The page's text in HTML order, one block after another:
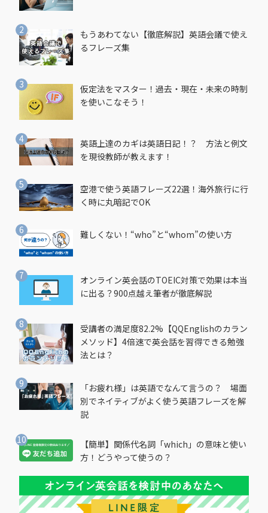
もうあわてない【徹底解説】英語会議で使え
るフレーズ集
仮定法をマスター！過去・現在・未来の時制
を使いこなそう！
英語上達のカギは英語日記！？ 方法と例文
を現役教師が教えます！
空港で使う英語フレーズ22選！海外旅行に行
く時に丸暗記でOK
難しくない！“who”と“whom”の使い方
オンライン英会話のTOEIC対策で効果は本当
に出る？900点越え筆者が徹底解説
受講者の満足度82.2%【QQEnglishのカラン
メソッド】4倍速で英会話を習得できる勉強
法とは？
「お疲れ様」は英語でなんて言うの？ 場面
別でネイティブがよく使う英語フレーズを解
説
【簡単】関係代名詞「which」の意味と使い
方！どうやって使うの？